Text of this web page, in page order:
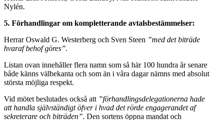
Nylén.
5. Förhandlingar om kompletterande avtalsbestämmelser:
Herrar Oswald G. Westerberg och Sven Steen ”med det biträde
hvaraf behof göres”.
Listan ovan innehåller flera namn som så här 100 hundra år senare
både känns välbekanta och som än i våra dagar nämns med absolut
största möjliga respekt.
Vid mötet beslutades också att ”förhandlingsdelegationerna hade
att handla självständigt öfver i hvad det rörde engagerandet af
sekreterare och biträden”. Den sortens öppna mandat och